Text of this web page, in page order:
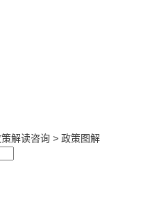
解读咨询 > 政策图解